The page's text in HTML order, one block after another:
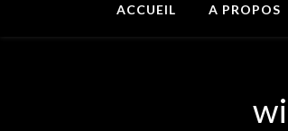
ACCUEIL A PROPOS